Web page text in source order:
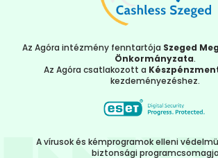
Az Agóra intézmény fenntartója Szeged
Önkormányzata.
Az Agóra csatlakozott a
kezdeményezéshez.
A vírusok és kémprogramok elleni
biztonsági programcsomagja